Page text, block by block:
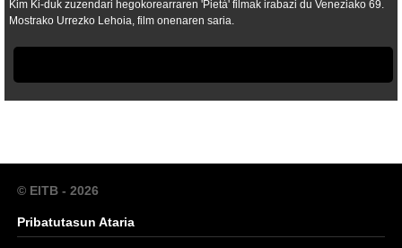
Kim Ki-duk zuzendari hegokorearraren 'Pietà' filmak irabazi du Veneziako 69.
Mostrako Urrezko Lehoia, film onenaren saria.
© EITB - 2026
Pribatutasun Ataria